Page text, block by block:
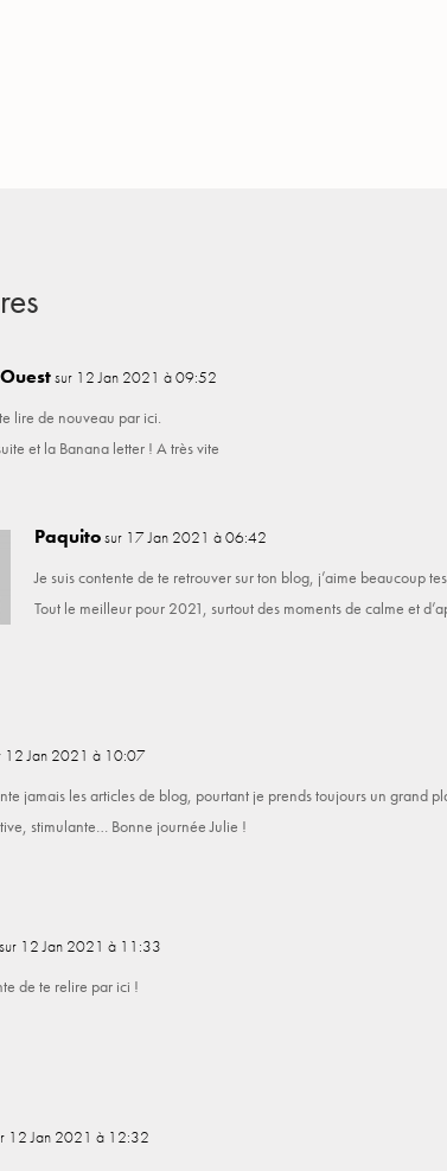
sur 12 Jan 2021 à 09:52
lire de nouveau par ici.
et la Banana letter ! A très vite
Paquitosur 17 Jan 2021 à 06:42
Je suis contente de te retrouver sur ton blog, j’aime beaucoup
Tout le meilleur pour 2021, surtout des moments de calme et
12 Jan 2021 à 10:07
jamais les articles de blog, pourtant je prends toujours un grand
stimulante… Bonne journée Julie !
sur 12 Jan 2021 à 11:33
de te relire par ici !
12 Jan 2021 à 12:32